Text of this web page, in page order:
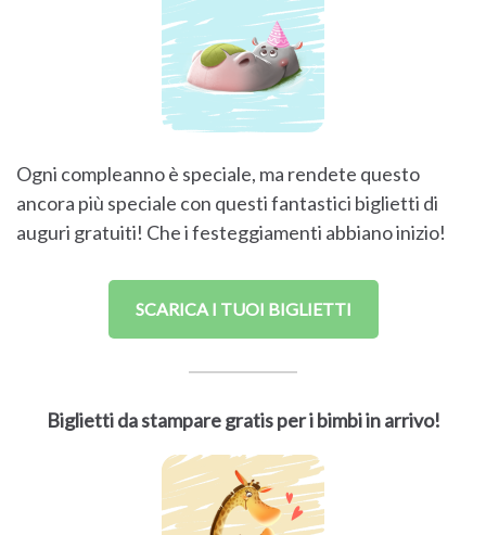
Ogni compleanno è speciale, ma rendete questo
ancora più speciale con questi fantastici biglietti di
auguri gratuiti! Che i festeggiamenti abbiano inizio!
SCARICA I TUOI BIGLIETTI
Biglietti da stampare gratis per i bimbi in arrivo!